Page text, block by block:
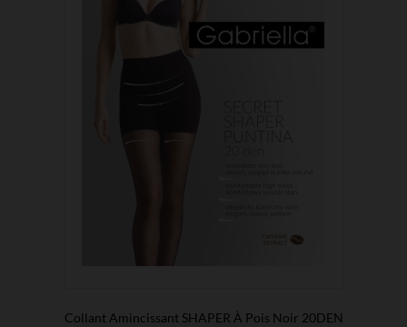
Collant Amincissant SHAPER À Pois Noir 20DEN